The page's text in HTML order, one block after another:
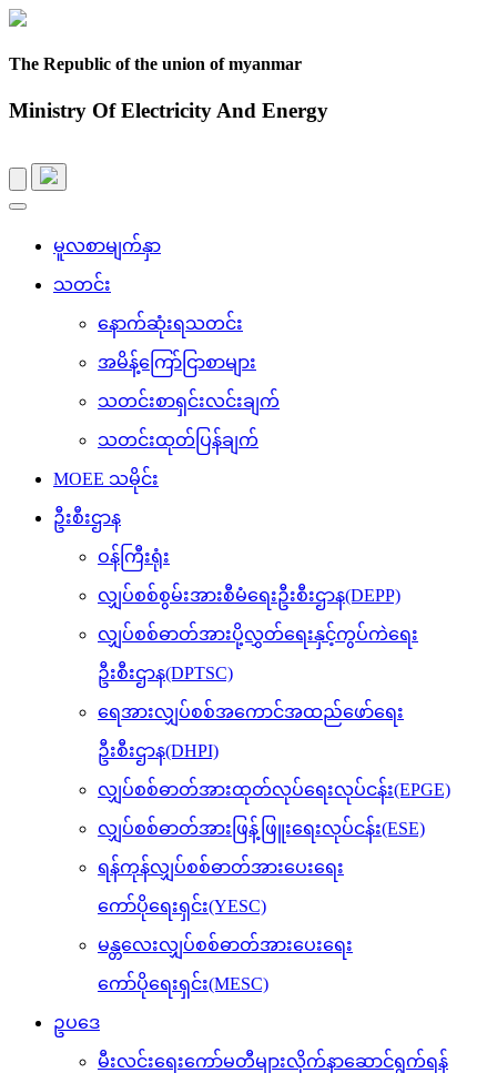
The Republic of the union of myanmar
Ministry Of Electricity And Energy
Toggle
မူလစာမျက်နှာ
သတင်း
နောက်ဆုံးရသတင်း
အမိန့်ကြော်ငြာစာများ
သတင်းစာရှင်းလင်းချက်
သတင်းထုတ်ပြန်ချက်
MOEE သမိုင်း
ဦးစီးဌာန
ဝန်ကြီးရုံး
လျှပ်စစ်စွမ်းအားစီမံရေးဦးစီးဌာန(DEPP)
လျှပ်စစ်ဓာတ်အားပို့လွှတ်ရေးနှင့်ကွပ်ကဲရေး
ဦးစီးဌာန(DPTSC)
ရေအားလျှပ်စစ်အကောင်အထည်ဖော်ရေး
ဦးစီးဌာန(DHPI)
လျှပ်စစ်ဓာတ်အားထုတ်လုပ်ရေးလုပ်ငန်း(EPGE)
လျှပ်စစ်ဓာတ်အားဖြန့်ဖြူးရေးလုပ်ငန်း(ESE)
ရန်ကုန်လျှပ်စစ်ဓာတ်အားပေးရေး
ကော်ပိုရေးရှင်း(YESC)
မန္တလေးလျှပ်စစ်ဓာတ်အားပေးရေး
ကော်ပိုရေးရှင်း(MESC)
ဥပဒေ
မီးလင်းရေးကော်မတီများလိုက်နာဆောင်ရွက်ရန်